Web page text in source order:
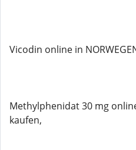
Vicodin online in
Methylphenidat 30 mg
kaufen,